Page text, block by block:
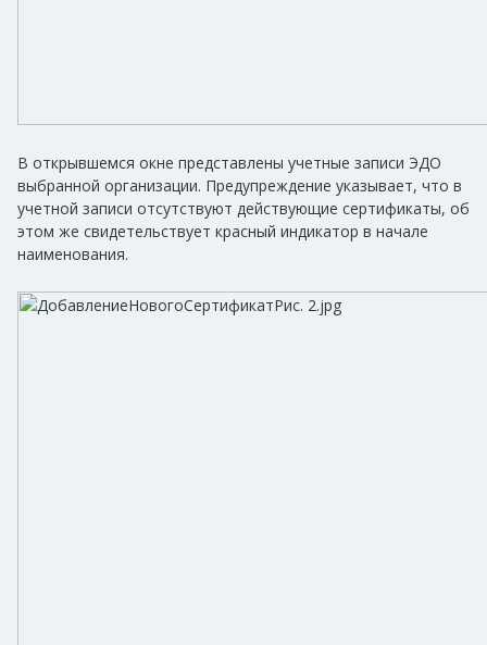
В открывшемся окне представлены учетные записи ЭДО
выбранной организации. Предупреждение указывает, что в
учетной записи отсутствуют действующие сертификаты, об
этом же свидетельствует красный индикатор в начале
наименования.